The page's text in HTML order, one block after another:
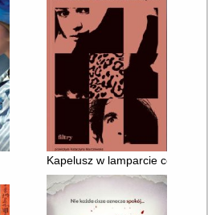
Kapelusz w lamparcie cętki